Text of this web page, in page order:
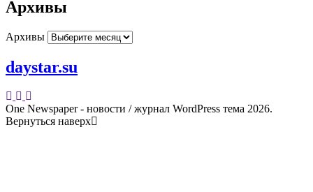
Архивы
Архивы
daystar.su
One Newspaper - новости / журнал WordPress тема 2026.
Вернуться наверх